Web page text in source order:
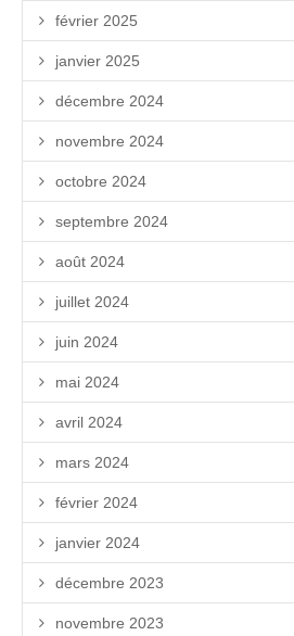
février 2025
janvier 2025
décembre 2024
novembre 2024
octobre 2024
septembre 2024
août 2024
juillet 2024
juin 2024
mai 2024
avril 2024
mars 2024
février 2024
janvier 2024
décembre 2023
novembre 2023